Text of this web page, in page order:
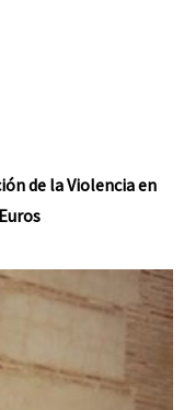
de la Violencia en